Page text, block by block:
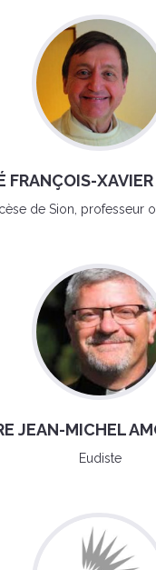
FRANÇOIS-
de Sion, professeur
JEAN-MICHEL
Eudiste